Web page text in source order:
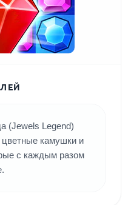
(Jewels Legend)
камушки и
с каждым разом